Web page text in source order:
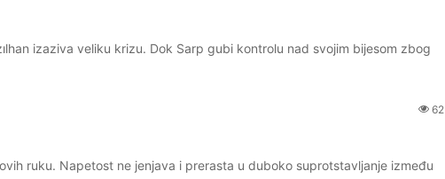
izaziva veliku krizu. Dok Sarp gubi kontrolu nad svojim bijesom zbog
62
ruku. Napetost ne jenjava i prerasta u duboko suprotstavljanje između